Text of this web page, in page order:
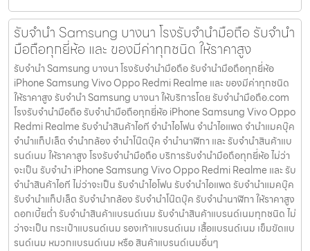
รับจำนำ Samsung บางนา โรงรับจำนำมือถือ รับจำนำ
มือถือทุกยี่ห้อ และ ของมีค่าทุกชนิด ให้ราคาสูง
รับจำนำ Samsung บางนา โรงรับจำนำมือถือ รับจำนำมือถือทุกยี่ห้อ
iPhone Samsung Vivo Oppo Redmi Realme และ ของมีค่าทุกชนิด
ให้ราคาสูง รับจำนำ Samsung บางนา ให้บริการโดย รับจํานํามือถือ.com
โรงรับจำนำมือถือ รับจำนำมือถือทุกยี่ห้อ iPhone Samsung Vivo Oppo
Redmi Realme รับจำนำสินค้าไอที จำนำไอโฟน จำนำไอแพด จำนำแมคบุ๊ค
จำนำแท็ปเล็ต จำนำกล้อง จำนำโน๊ตบุ๊ค จำนำนาฬิกา และ รับจำนำสินค้าแบ
รนด์เนม ให้ราคาสูง โรงรับจำนำมือถือ บริการรับจำนำมือถือทุกยี่ห้อ ไม่ว่า
จะเป็น รับจำนำ iPhone Samsung Vivo Oppo Redmi Realme และ รับ
จำนำสินค้าไอที ไม่ว่าจะเป็น รับจำนำไอโฟน รับจำนำไอแพด รับจำนำแมคบุ๊ค
รับจำนำแท็ปเล็ต รับจำนำกล้อง รับจำนำโน๊ตบุ๊ค รับจำนำนาฬิกา ให้ราคาสูง
ดอกเบี้ยต่ำ รับจำนำสินค้าแบรนด์เนม รับจำนำสินค้าแบรนด์เนมทุกชนิด ไม่
ว่าจะเป็น กระเป๋าแบรนด์เนม รองเท้าแบรนด์เนม เสื้อแบรนด์เนม เข็มขัดแบ
รนด์เนม หมวกแบรนด์เนม หรือ สินค้าแบรนด์เนมอื่นๆ